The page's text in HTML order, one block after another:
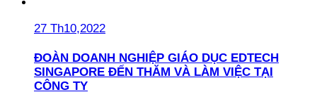
27 Th10,2022
ĐOÀN DOANH NGHIỆP GIÁO DỤC EDTECH
SINGAPORE ĐẾN THĂM VÀ LÀM VIỆC TẠI
CÔNG TY